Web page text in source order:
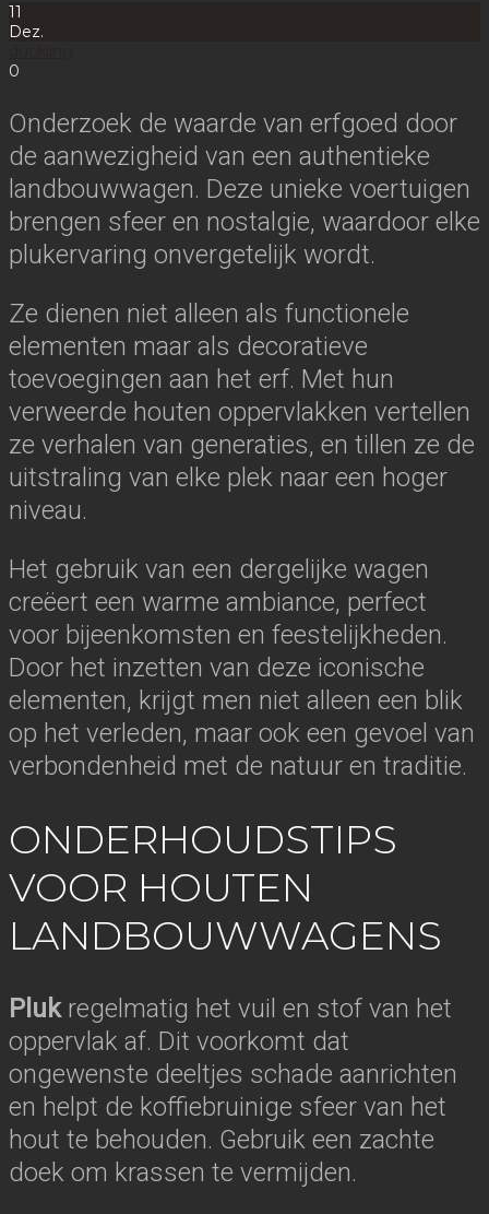
11
Dez.
0
Onderzoek de waarde van erfgoed door
de aanwezigheid van een authentieke
landbouwwagen. Deze unieke voertuigen
brengen sfeer en nostalgie, waardoor elke
plukervaring onvergetelijk wordt.
Ze dienen niet alleen als functionele
elementen maar als decoratieve
toevoegingen aan het erf. Met hun
verweerde houten oppervlakken vertellen
ze verhalen van generaties, en tillen ze de
uitstraling van elke plek naar een hoger
niveau.
Het gebruik van een dergelijke wagen
creëert een warme ambiance, perfect
voor bijeenkomsten en feestelijkheden.
Door het inzetten van deze iconische
elementen, krijgt men niet alleen een blik
op het verleden, maar ook een gevoel van
verbondenheid met de natuur en traditie.
ONDERHOUDSTIPS
VOOR HOUTEN
LANDBOUWWAGENS
Plukregelmatig het vuil en stof van het
oppervlak af. Dit voorkomt dat
ongewenste deeltjes schade aanrichten
en helpt de koffiebruinige sfeer van het
hout te behouden. Gebruik een zachte
doek om krassen te vermijden.